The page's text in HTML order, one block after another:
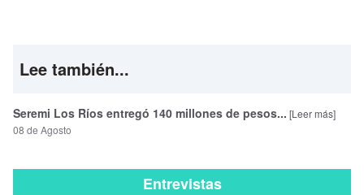
Lee también...
Seremi Los Ríos entregó 140 millones de pesos... [Leer más]
08 de Agosto
Entrevistas